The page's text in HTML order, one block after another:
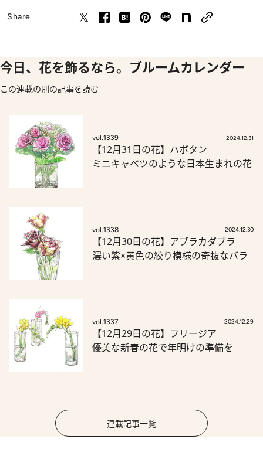
Share
今日、花を飾るなら。ブルームカレンダー
この連載の別の記事を読む
vol.1339 2024.12.31
【12月31日の花】ハボタン
ミニキャベツのような日本生まれの花
vol.1338 2024.12.30
【12月30日の花】アブラカダブラ
濃い紫×黄色の絞り模様の奇抜なバラ
vol.1337 2024.12.29
【12月29日の花】フリージア
優美な新春の花で年明けの準備を
連載記事一覧